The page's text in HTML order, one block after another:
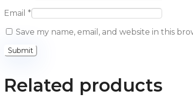
Email *
Save my name, email, and website in this
Related products